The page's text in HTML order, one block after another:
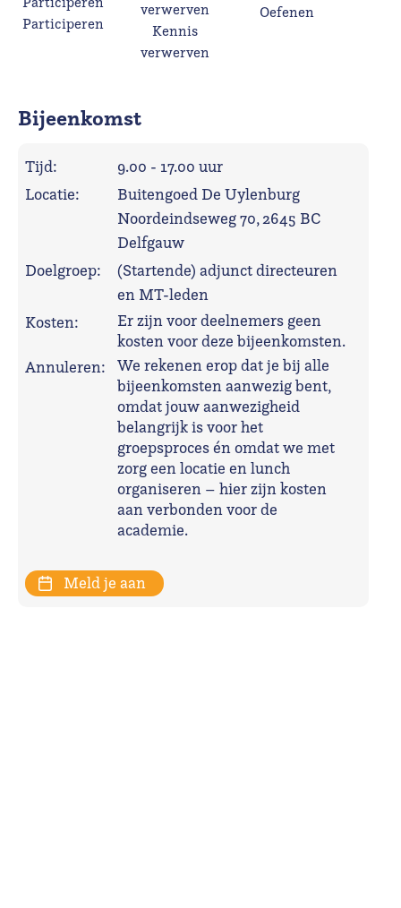
Participeren
Kennis
verwerven
Oefenen
Bijeenkomst
Tijd:
9.00 - 17.00 uur
Locatie:
Buitengoed De Uylenburg
Noordeindseweg 70, 2645 BC
Delfgauw
Doelgroep:
(Startende) adjunct directeuren
en MT-leden
Kosten:
Er zijn voor deelnemers geen
kosten voor deze bijeenkomsten.
Annuleren:
We rekenen erop dat je bij alle
bijeenkomsten aanwezig bent,
omdat jouw aanwezigheid
belangrijk is voor het
groepsproces én omdat we met
zorg een locatie en lunch
organiseren – hier zijn kosten
aan verbonden voor de
academie.
Meld je aan